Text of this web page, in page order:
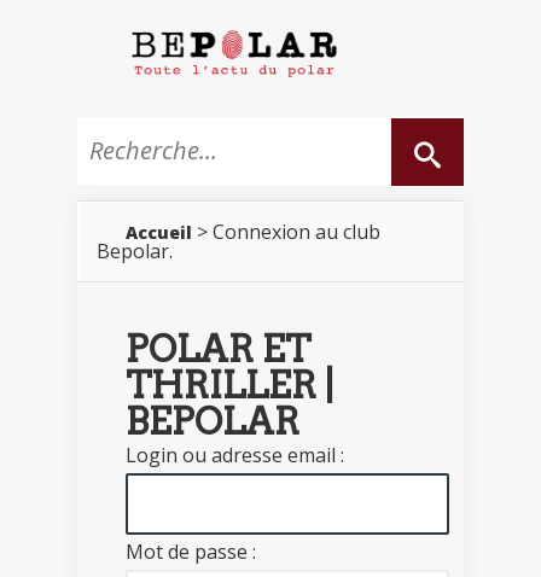
Accueil > Connexion au club
Bepolar.
POLAR ET
THRILLER |
BEPOLAR
Login ou adresse email :
Mot de passe :